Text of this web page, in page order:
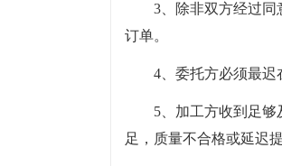
3、除非双方经过
订单。
4、委托方必须最迟
5、加工方收到足
足，质量不合格或延迟